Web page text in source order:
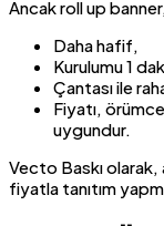
Ancak roll up banner,
Daha hafif,
Kurulumu 1
Çantası ile
Fiyatı,
uygundur.
Vecto Baskı olarak,
fiyatla tanıtım